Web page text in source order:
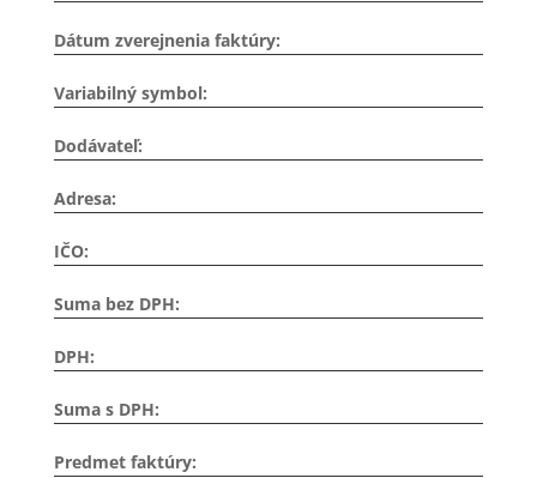
Dátum zverejnenia faktúry:
Variabilný symbol:
Dodávateľ:
Adresa:
IČO:
Suma bez DPH:
DPH:
Suma s DPH:
Predmet faktúry: